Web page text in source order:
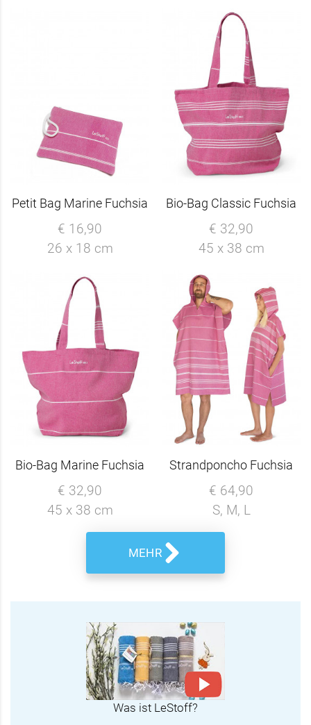
Petit Bag Marine Fuchsia
€ 16,90
26 x 18 cm
Bio-Bag Classic Fuchsia
€ 32,90
45 x 38 cm
Bio-Bag Marine Fuchsia
€ 32,90
45 x 38 cm
Strandponcho Fuchsia
€ 64,90
S, M, L
MEHR
Was ist LeStoff?